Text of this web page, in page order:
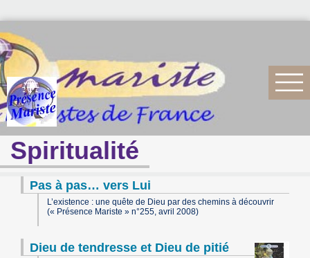
Spiritualité
Pas à pas… vers Lui
L’existence : une quête de Dieu par des chemins à découvrir
(« Présence Mariste » n°255, avril 2008)
Dieu de tendresse et Dieu de pitié